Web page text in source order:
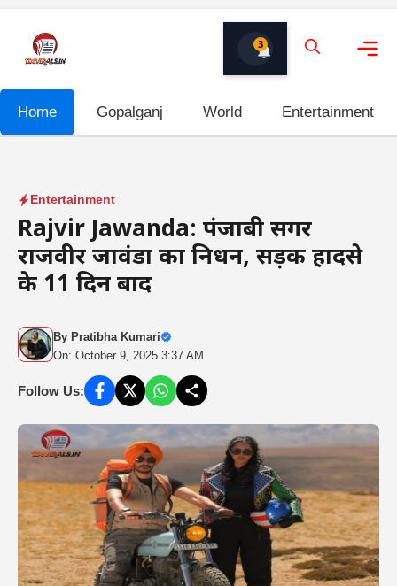
content
3
Home Gopalganj World Entertainment
Entertainment
Rajvir Jawanda: पंजाबी सिंगर
राजवीर जावंडा का निधन, सड़क हादसे
के 11 दिन बाद
By Pratibha Kumari
On: October 9, 2025 3:37 AM
Follow Us: